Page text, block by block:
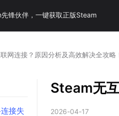
锋伙伴，一键获取正版Steam
网连接？原因分析及高效解决全攻略
接失
Steam无
2026-04-17